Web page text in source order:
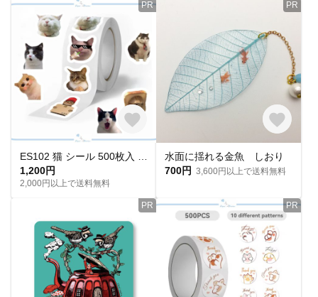
PR
1,200円
2,000円以上で送料無料
PR
水面に揺れる金魚 しおり
700円 3,600円以上で送料無料
PR PR